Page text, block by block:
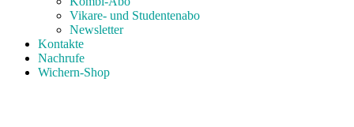
Vikare- und Studentenabo
Newsletter
Kontakte
Nachrufe
Wichern-Shop